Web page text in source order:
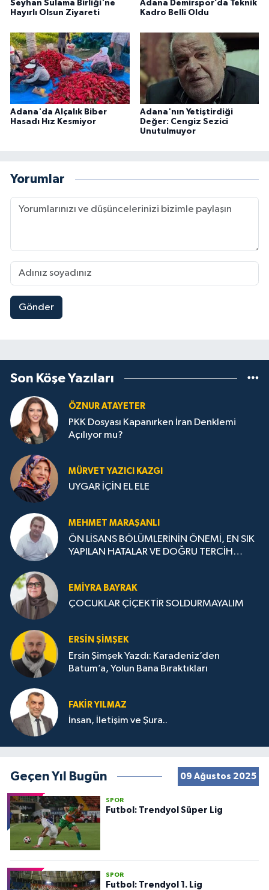
Seyhan Sulama Birliği'ne
Hayırlı Olsun Ziyareti
Adana Demirspor’da Teknik
Kadro Belli Oldu
Adana'da Alçalık Biber
Hasadı Hız Kesmiyor
Adana'nın Yetiştirdiği
Değer: Cengiz Sezici
Unutulmuyor
Yorumlar
Gönder
Son Köşe Yazıları
ÖZNUR ATAYETER
PKK Dosyası Kapanırken İran Denklemi
Açılıyor mu?
MÜRVET YAZICI KAZGI
UYGAR İÇİN EL ELE
MEHMET MARAŞANLI
ÖN LİSANS BÖLÜMLERİNİN ÖNEMİ, EN SIK
YAPILAN HATALAR VE DOĞRU TERCİH
EMIYRA BAYRAK
ÇOCUKLAR ÇİÇEKTİR SOLDURMAYALIM
ERSIN ŞIMŞEK
Ersin Şimşek Yazdı: Karadeniz’den
Batum’a, Yolun Bana Bıraktıkları
FAKIR YILMAZ
İnsan, İletişim ve Şura..
Geçen Yıl Bugün 09 Ağustos 2025
SPOR
Futbol: Trendyol Süper Lig
SPOR
Futbol: Trendyol 1. Lig